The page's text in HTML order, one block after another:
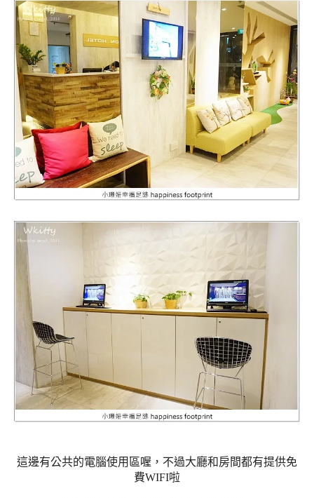
這邊有公共的電腦使用區喔，不過大廳和房間都有提供免
費WIFI啦